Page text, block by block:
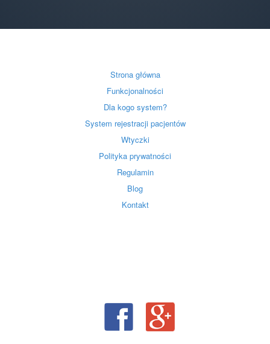
Strona główna
Funkcjonalności
Dla kogo system?
System rejestracji pacjentów
Wtyczki
Polityka prywatności
Regulamin
Blog
Kontakt